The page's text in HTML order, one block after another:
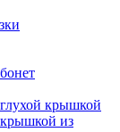
крышкой
из